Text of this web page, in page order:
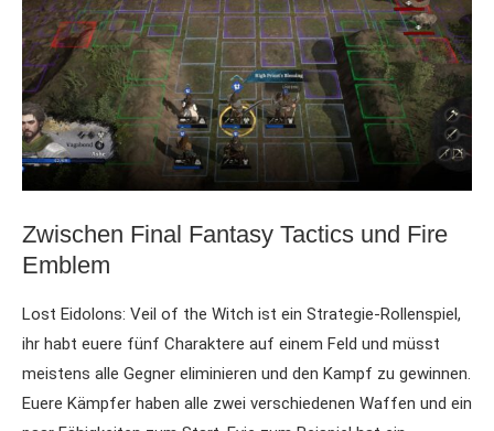
Zwischen Final Fantasy Tactics und Fire
Emblem
Lost Eidolons: Veil of the Witch ist ein Strategie-Rollenspiel,
ihr habt euere fünf Charaktere auf einem Feld und müsst
meistens alle Gegner eliminieren und den Kampf zu gewinnen.
Euere Kämpfer haben alle zwei verschiedenen Waffen und ein